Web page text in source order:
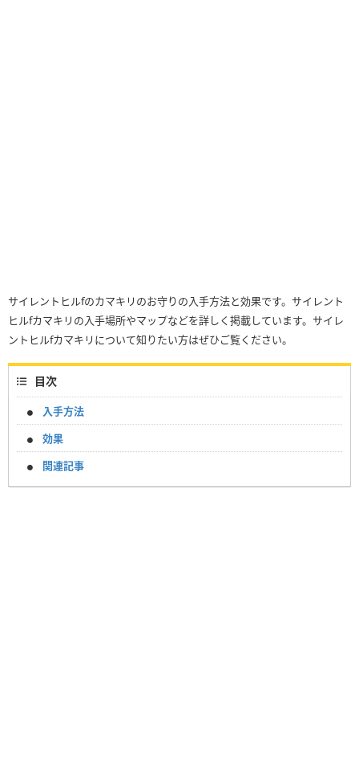
サイレントヒルfのカマキリのお守りの入手方法と効果です。サイレント
ヒルfカマキリの入手場所やマップなどを詳しく掲載しています。サイレ
ントヒルfカマキリについて知りたい方はぜひご覧ください。
目次
入手方法
効果
関連記事